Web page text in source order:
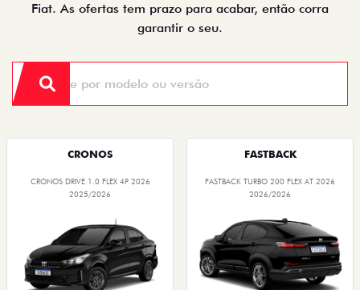
Fiat. As ofertas tem prazo para acabar, então corra
garantir o seu.
CRONOS
CRONOS DRIVE 1.0 FLEX 4P 2026
2025/2026
FASTBACK
FASTBACK TURBO 200 FLEX AT 2026
2026/2026